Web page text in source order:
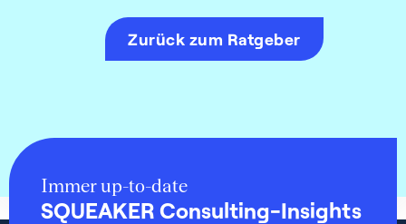
Zurück zum Ratgeber
Immer up-to-date
SQUEAKER Consulting-Insights